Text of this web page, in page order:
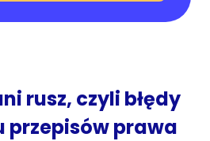
rusz, czyli błędy
przepisów prawa